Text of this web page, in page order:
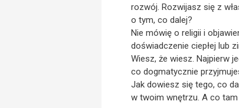
rozwój. Rozwijasz się z
o tym, co dalej?
Nie mówię o religii i
doświadczenie ciepłej lub
Wiesz, że wiesz. Najpierw
co dogmatycznie
Jak dowiesz się tego, co
w twoim wnętrzu. A co